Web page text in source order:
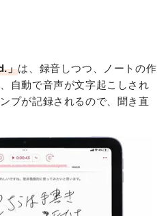
」は、録音しつつ、ノートの作
自動で音声が文字起こしされ
プが記録されるので、聞き直